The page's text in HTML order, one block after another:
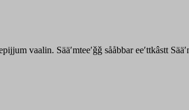
vaalin. Sääʹmteeʹǧǧ sååbbar eeʹttkâstt